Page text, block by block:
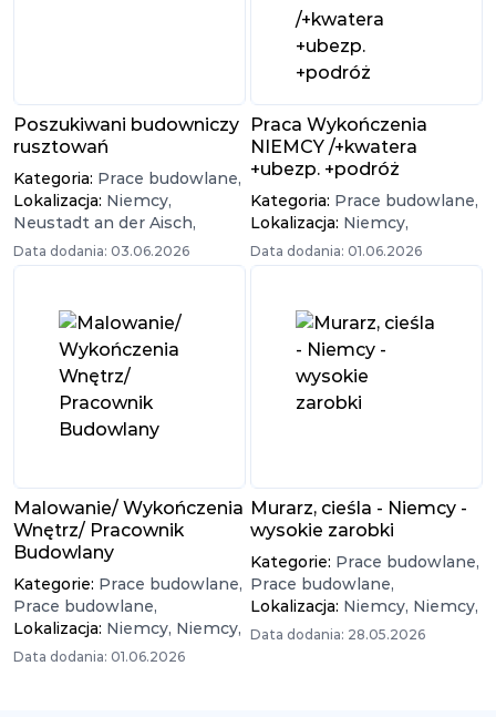
Poszukiwani budowniczy
rusztowań
Kategoria: Prace budowlane,
Lokalizacja: Niemcy,
Neustadt an der Aisch,
Data dodania: 03.06.2026
Praca Wykończenia
NIEMCY /+kwatera
+ubezp. +podróż
Kategoria: Prace budowlane,
Lokalizacja: Niemcy,
Data dodania: 01.06.2026
Malowanie/ Wykończenia
Wnętrz/ Pracownik
Budowlany
Kategorie: Prace budowlane,
Prace budowlane,
Lokalizacja: Niemcy, Niemcy,
Data dodania: 01.06.2026
Murarz, cieśla - Niemcy -
wysokie zarobki
Kategorie: Prace budowlane,
Prace budowlane,
Lokalizacja: Niemcy, Niemcy,
Data dodania: 28.05.2026